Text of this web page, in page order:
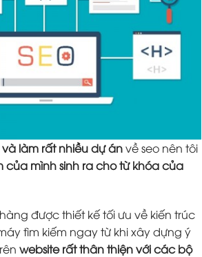
và làm rất nhiều dự ánvề seo nên tôi
của mình sinh ra cho từ khóa của
được thiết kế tối ưu về kiến trúc
tìm kiếm ngay từ khi xây dựng ý
website rất thân thiện với các bộ